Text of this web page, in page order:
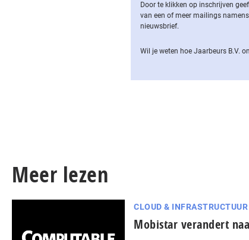
Door te klikken op inschrijven
van een of meer mailings
nieuwsbrief.
Wil je weten hoe Jaarbeurs B.V.
Meer lezen
CLOUD & INFRASTRUCTUUR
Mobistar verandert